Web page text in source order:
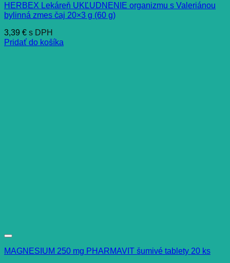
HERBEX Lekáreň UKĽUDNENIE organizmu s Valeriánou
bylinná zmes čaj 20×3 g (60 g)
3,39 € s DPH
Pridať do košíka
MAGNESIUM 250 mg PHARMAVIT šumivé tablety 20 ks